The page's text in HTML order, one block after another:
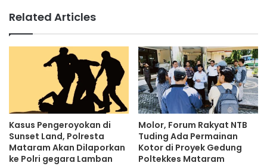
Related Articles
Kasus Pengeroyokan di
Sunset Land, Polresta
Mataram Akan Dilaporkan
ke Polri gegara Lamban
Molor, Forum Rakyat NTB
Tuding Ada Permainan
Kotor di Proyek Gedung
Poltekkes Mataram